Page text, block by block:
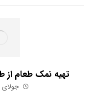
تهیه نمک طعام از
جولای 23, 2018